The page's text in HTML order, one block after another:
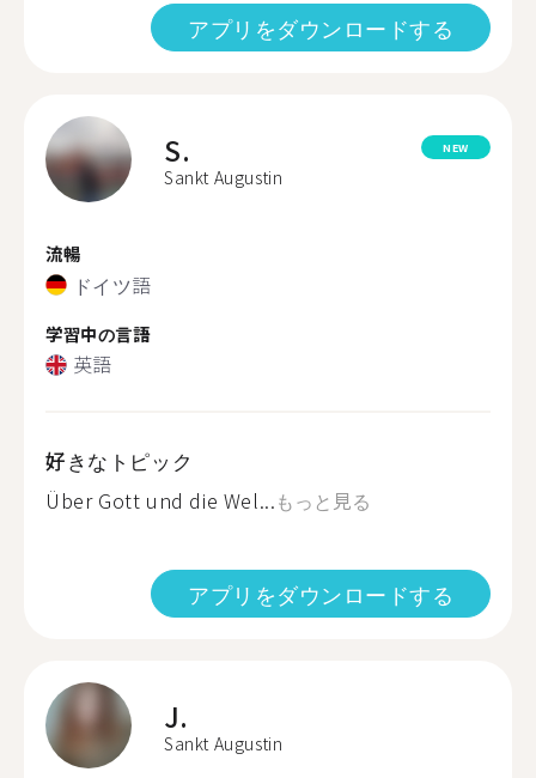
アプリをダウンロードする
S.
Sankt Augustin
NEW
流暢
ドイツ語
学習中の言語
英語
好きなトピック
Über Gott und die Wel...もっと見る
アプリをダウンロードする
J.
Sankt Augustin